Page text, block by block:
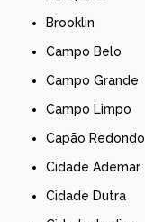
Brooklin
Campo Belo
Campo Grande
Campo Limpo
Capão Redondo
Cidade Ademar
Cidade Dutra